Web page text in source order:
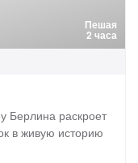
Пешая
2 часа
Берлина раскроет
в живую историю